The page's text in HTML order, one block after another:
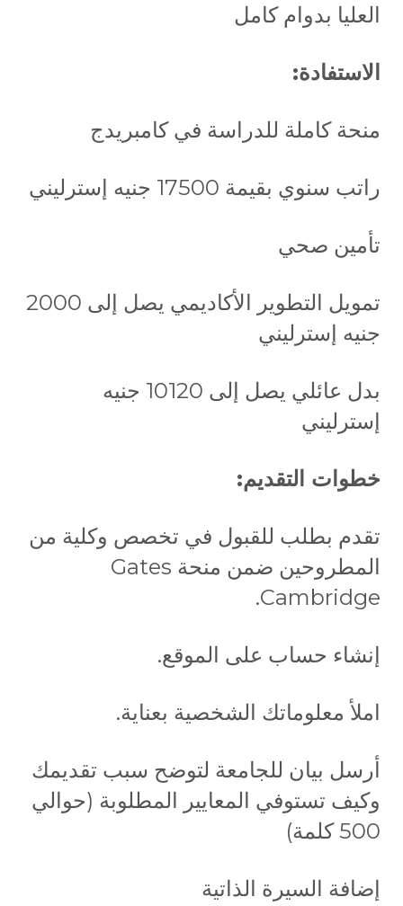
العليا بدوام كامل
الاستفادة:
منحة كاملة للدراسة في كامبريدج
راتب سنوي بقيمة 17500 جنيه إسترليني
تأمين صحي
تمويل التطوير الأكاديمي يصل إلى 2000
جنيه إسترليني
بدل عائلي يصل إلى 10120 جنيه
إسترليني
خطوات التقديم:
تقدم بطلب للقبول في تخصص وكلية من
المطروحين ضمن منحة Gates
Cambridge.
إنشاء حساب على الموقع.
املأ معلوماتك الشخصية بعناية.
أرسل بيان للجامعة لتوضح سبب تقديمك
وكيف تستوفي المعايير المطلوبة (حوالي
500 كلمة)
إضافة السيرة الذاتية